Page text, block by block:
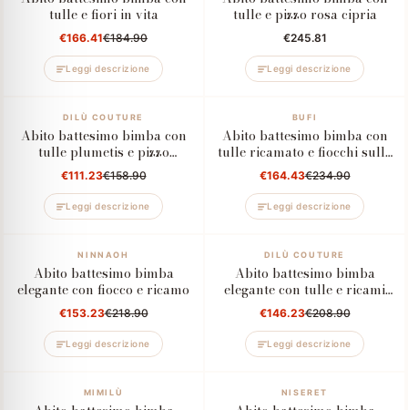
tulle e fiori in vita
€166.41€184.90
Leggi descrizione
tulle e pizzo rosa cipria
€245.81
Leggi descrizione
DILÙ COUTURE
Abito battesimo bimba con
tulle plumetis e pizzo
ricamato
€111.23€158.90
Leggi descrizione
BUFI
Abito battesimo bimba con
tulle ricamato e fiocchi sulle
spalle
€164.43€234.90
Leggi descrizione
NINNAOH
Abito battesimo bimba
elegante con fiocco e ricamo
€153.23€218.90
Leggi descrizione
DILÙ COUTURE
Abito battesimo bimba
elegante con tulle e ricami
floreali
€146.23€208.90
Leggi descrizione
MIMILÙ NISERET